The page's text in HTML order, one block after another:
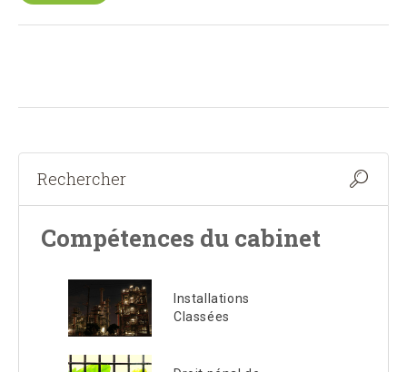
Compétences du cabinet
Installations
Classées